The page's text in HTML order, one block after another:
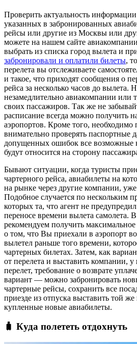
Проверить актуальность
указанных в забронированных
рейсы или другие из Москвы или
можете на нашем сайте
выбрать из списка город вылета и
забронировали и оплатили билеты,
перелета вы отслеживаете
и такое, что приходят сообщения о
рейса за несколько часов до вылета.
незамедлительно авиакомпании или
своих пассажиров. Так же не
расписание всегда можно получить
аэропортов. Кроме того, необходимо
внимательно проверять паспортные
допущенных ошибок все возможные
будут относится на сторону
Бывают ситуации, когда туристы
чартерного рейса, авиабилеты на
на рынке через другие компании,
Подобное случается по нескольким
которых та, что агент не
переносе времени вылета самолета.
рекомендуем получить
о том, что Вы приехали в аэропорт
вылетел раньше того времени,
чартерных билетах. Затем, как
от перелета и выставить компании,
перелет, требование о возврате
вариант — можно забронировать
чартерные рейсы, сохранить все
приезде из отпуска выставить той же
купленные новые авиабилеты.
🧳 Куда полететь отдохнуть